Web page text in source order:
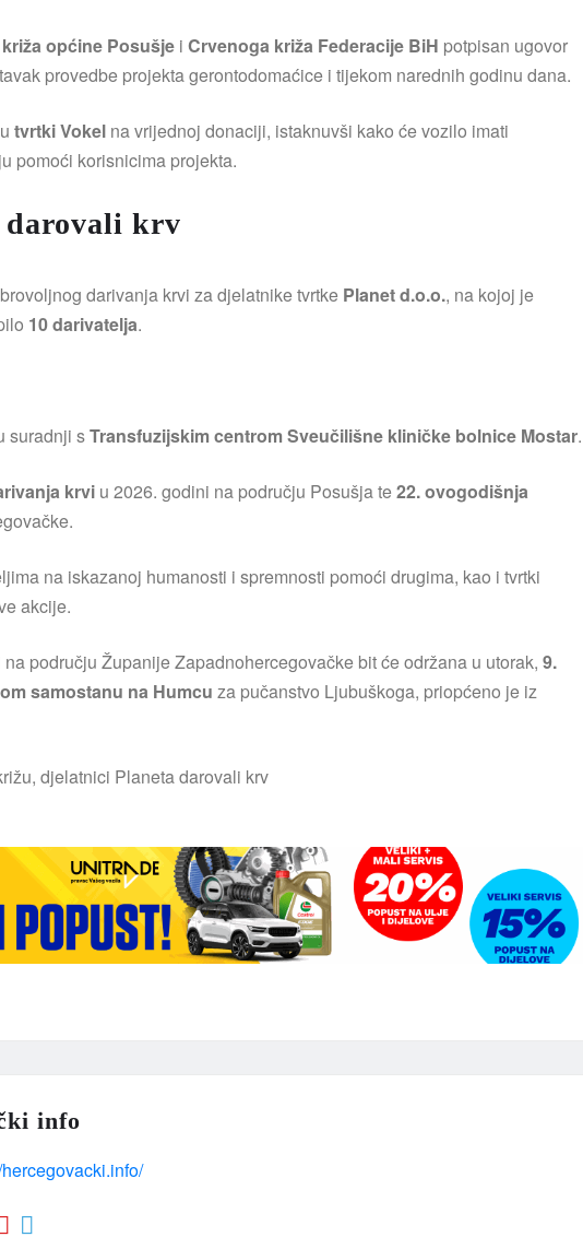
općine Posušje i Crvenoga križa Federacije BiH potpisan ugovor
provedbe projekta gerontodomaćice i tijekom narednih godinu dana.
tvrtki Vokel na vrijednoj donaciji, istaknuvši kako će vozilo imati
pomoći korisnicima projekta.
krv
darivanja krvi za djelatnike tvrtke Planet d.o.o., na kojoj je
10 darivatelja.
suradnji sTransfuzijskim centrom Sveučilišne kliničke bolnice Mostar.
krvi u 2026. godini na području Posušja te22. ovogodišnja
na iskazanoj humanosti i spremnosti pomoći drugima, kao i tvrtki
akcije.
području Županije Zapadnohercegovačke bit će održana u utorak, 9.
samostanu na Humcu za pučanstvo Ljubuškoga, priopćeno je iz
info